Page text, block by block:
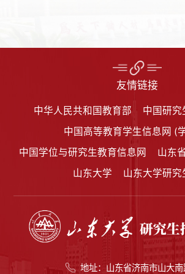
友情链接
中华人民共和国教育部
中国研究
中国高等教育学生信息网 (
中国学位与研究生教育信息网
山东
山东大学
山东大学研究
地址：山东省济南市山大